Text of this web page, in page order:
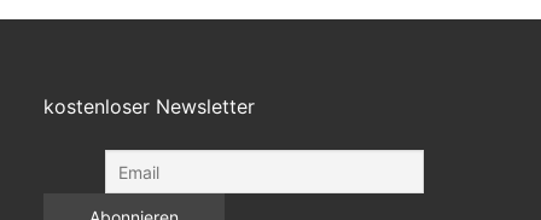
kostenloser Newsletter